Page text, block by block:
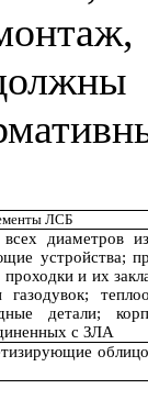
ЛСБ
диаметров
устройства;
проходки и их
детали;
с ЗЛА